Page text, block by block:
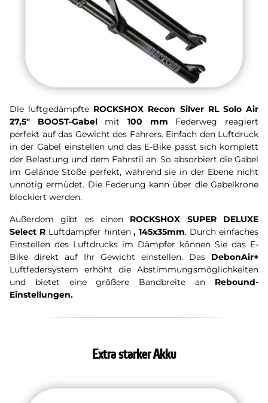
Die luftgedämpfte ROCKSHOX Recon Silver RL Solo Air
27,5" BOOST-Gabelmit100 mm Federweg reagiert
perfekt auf das Gewicht des Fahrers. Einfach den Luftdruck
in der Gabel einstellen und das E-Bike passt sich komplett
der Belastung und dem Fahrstil an. So absorbiert die Gabel
im Gelände Stöße perfekt, während sie in der Ebene nicht
unnötig ermüdet. Die Federung kann über die Gabelkrone
blockiert werden.
Außerdem gibt es einen ROCKSHOX SUPER DELUXE
Select RLuftdämpfer hinten, 145x35mm. Durch einfaches
Einstellen des Luftdrucks im Dämpfer können Sie das E-
Bike direkt auf Ihr Gewicht einstellen. Das DebonAir+
Luftfedersystem erhöht die Abstimmungsmöglichkeiten
und bietet eine größere Bandbreite an Rebound-
Einstellungen.
Extra starker Akku